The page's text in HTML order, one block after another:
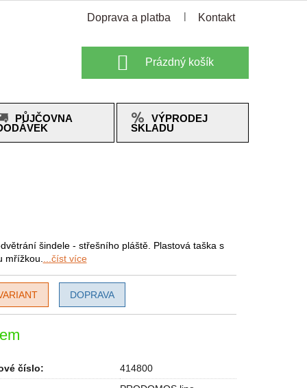
Doprava a platba Kontakt
Nákupní
košík
Prázdný košík
PŮJČOVNA
VÝPRODEJ
SKLADU
šindele - střešního pláště. Plastová taška s
mřížkou.
...číst více
číslo:
414800
DOPRAVA